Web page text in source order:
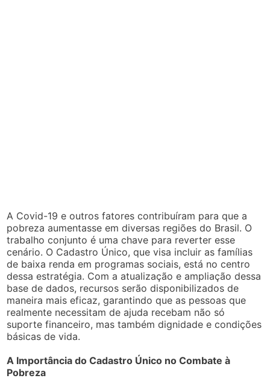
A Covid-19 e outros fatores contribuíram para que a
pobreza aumentasse em diversas regiões do Brasil. O
trabalho conjunto é uma chave para reverter esse
cenário. O Cadastro Único, que visa incluir as famílias
de baixa renda em programas sociais, está no centro
dessa estratégia. Com a atualização e ampliação dessa
base de dados, recursos serão disponibilizados de
maneira mais eficaz, garantindo que as pessoas que
realmente necessitam de ajuda recebam não só
suporte financeiro, mas também dignidade e condições
básicas de vida.
A Importância do Cadastro Único no Combate à
Pobreza